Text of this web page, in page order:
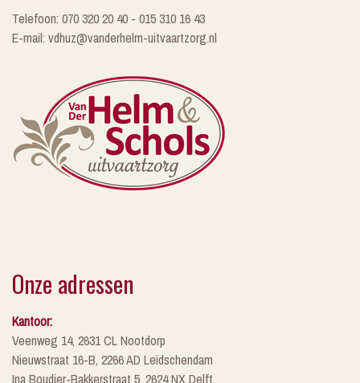
Telefoon: 070 320 20 40 - 015 310 16 43
E-mail: vdhuz@vanderhelm-uitvaartzorg.nl
Onze adressen
Kantoor:
Veenweg 14, 2631 CL Nootdorp
Nieuwstraat 16-B, 2266 AD Leidschendam
Ina Boudier-Bakkerstraat 5, 2624 NX Delft